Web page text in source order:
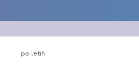
po letih